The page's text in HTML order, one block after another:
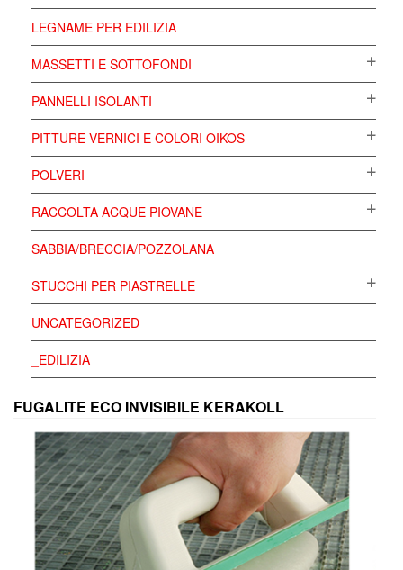
LEGNAME PER EDILIZIA
MASSETTI E SOTTOFONDI
PANNELLI ISOLANTI
PITTURE VERNICI E COLORI OIKOS
POLVERI
RACCOLTA ACQUE PIOVANE
SABBIA/BRECCIA/POZZOLANA
STUCCHI PER PIASTRELLE
UNCATEGORIZED
_EDILIZIA
FUGALITE ECO INVISIBILE KERAKOLL